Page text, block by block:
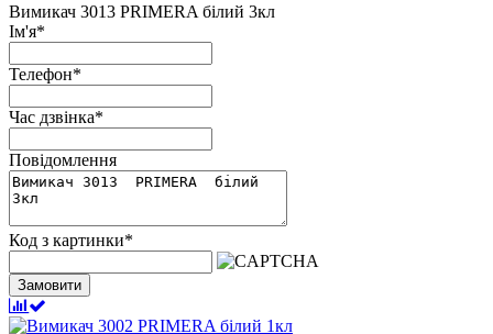
Вимикач 3013 PRIMERA білий 3кл
Ім'я*
Телефон*
Час дзвінка*
Повідомлення
Код з картинки*
Замовити